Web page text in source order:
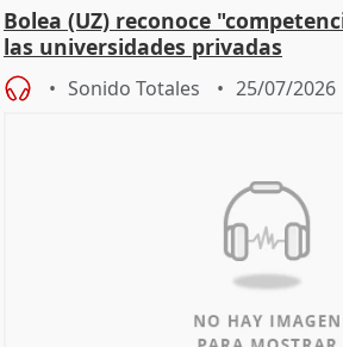
Bolea (UZ) reconoce
las universidades privadas
Sonido Totales 25/07/2026